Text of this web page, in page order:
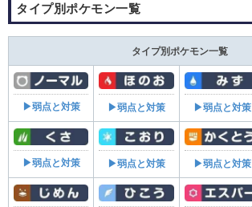
タイプ別ポケモン一覧
タイプ別ポケモン一覧
▶弱点と対策 ▶弱点と対策 ▶弱点と対策
▶弱点と対策 ▶弱点と対策 ▶弱点と対策